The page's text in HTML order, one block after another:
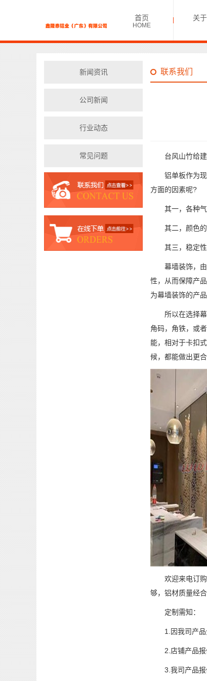
首页
HOME
关
新闻资讯
公司新闻
行业动态
常见问题
联系我们
台风山竹给建
铝单板作为现
方面的因素呢?
其一，各种气
其二，颜色的
其三，稳定性
幕墙装饰，由
性，从而保障产
为幕墙装饰的产
所以在选择幕
角码，角铁，或
能，相对于卡扣
候，都能做出更合
欢迎来电订购
够，铝材质量经合
定制需知：
1.因我司产品分
2.店铺产品报价
3.我司产品报价